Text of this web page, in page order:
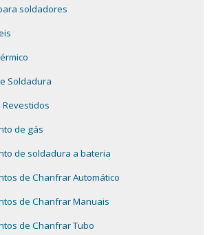
soldadores
Soldadura
Revestidos
de gás
de soldadura a bateria
de Chanfrar Automático
de Chanfrar Manuais
de Chanfrar Tubo